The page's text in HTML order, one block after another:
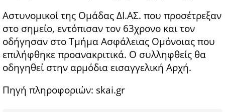
Αστυνομικοί της Ομάδας ΔΙ.ΑΣ. που προσέτρεξαν
στο σημείο, εντόπισαν τον 63χρονο και τον
οδήγησαν στο Τμήμα Ασφάλειας Ομόνοιας που
επιλήφθηκε προανακριτικά. Ο συλληφθείς θα
οδηγηθεί στην αρμόδια εισαγγελική Αρχή.
Πηγή πληροφοριών: skai.gr